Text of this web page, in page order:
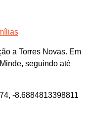
a Torres Novas. Em
seguindo até
-8.6884813398811